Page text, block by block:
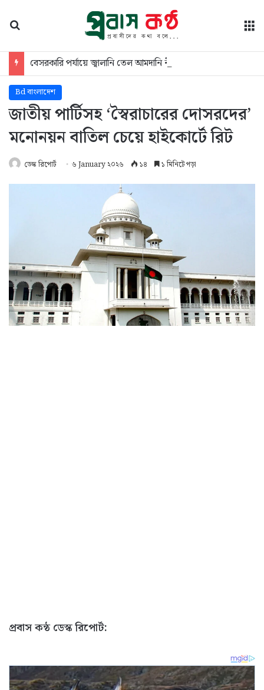
Bd বাংলাদেশ
জাতীয় পার্টিসহ ‘স্বৈরাচারের দোসরদের’
মনোনয়ন বাতিল চেয়ে হাইকোর্টে রিট
ডেস্ক রিপোর্ট ৬ January ২০২৬ ১৪ ১ মিনিটে পড়া
প্রবাস কন্ঠ ডেস্ক রিপোর্ট: